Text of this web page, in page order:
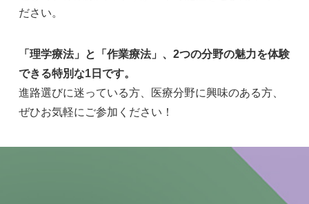
ださい。
「理学療法」と「作業療法」、2つの分野の魅力を体験
できる特別な1日です。
進路選びに迷っている方、医療分野に興味のある方、
ぜひお気軽にご参加ください！